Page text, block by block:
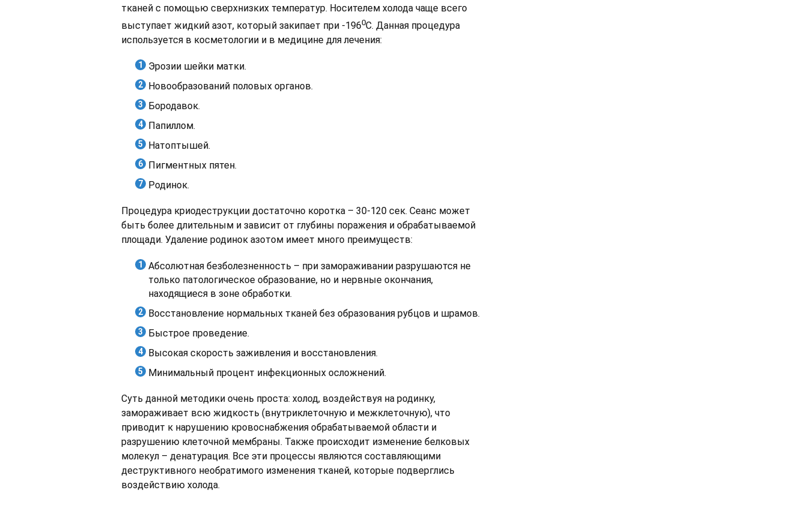
тканей с помощью сверхнизких температур. Носителем холода чаще всего
выступает жидкий азот, который закипает при -1960С. Данная процедура
используется в косметологии и в медицине для лечения:
Эрозии шейки матки.
Новообразований половых органов.
Бородавок.
Папиллом.
Натоптышей.
Пигментных пятен.
Родинок.
Процедура криодеструкции достаточно коротка – 30-120 сек. Сеанс может
быть более длительным и зависит от глубины поражения и обрабатываемой
площади. Удаление родинок азотом имеет много преимуществ:
Абсолютная безболезненность – при замораживании разрушаются не
только патологическое образование, но и нервные окончания,
находящиеся в зоне обработки.
Восстановление нормальных тканей без образования рубцов и шрамов.
Быстрое проведение.
Высокая скорость заживления и восстановления.
Минимальный процент инфекционных осложнений.
Суть данной методики очень проста: холод, воздействуя на родинку,
замораживает всю жидкость (внутриклеточную и межклеточную), что
приводит к нарушению кровоснабжения обрабатываемой области и
разрушению клеточной мембраны. Также происходит изменение белковых
молекул – денатурация. Все эти процессы являются составляющими
деструктивного необратимого изменения тканей, которые подверглись
воздействию холода.